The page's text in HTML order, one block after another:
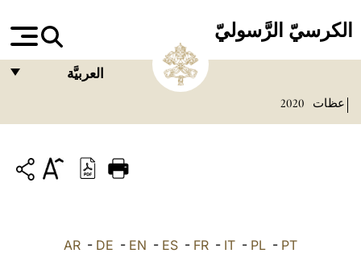
الكرسيّ الرَّسوليّ
العربيَّة
ITALIANO
عظات 2020
AR - DE - EN - ES - FR - IT - PL - PT